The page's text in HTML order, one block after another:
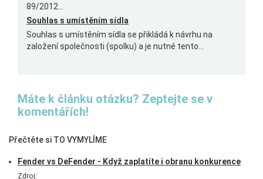
89/2012...
Souhlas s umístěním sídla
Souhlas s umístěním sídla se přikládá k návrhu na
založení společnosti (spolku) a je nutné tento...
Máte k článku otázku? Zeptejte se v
komentářích!
Přečtěte si TO VYMYLÍME
Fender vs DeFender - Když zaplatíte i obranu konkurence
Zdroj: